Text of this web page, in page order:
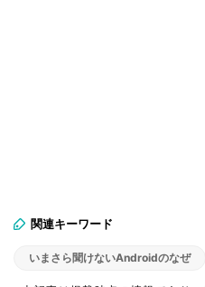
関連キーワード
いまさら聞けないAndroidのなぜ